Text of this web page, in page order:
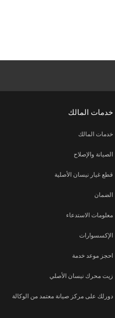
خدمات المالك
خدمات المالك
الصيانة والإصلاح
قطع غيار نيسان الأصلية
الضمان
معلومات الاستدعاء
الإكسسوارات
احجز موعد خدمة
زيت محرك نيسان الأصلي
دورلك على مركز صيانة معتمد من الوكالة